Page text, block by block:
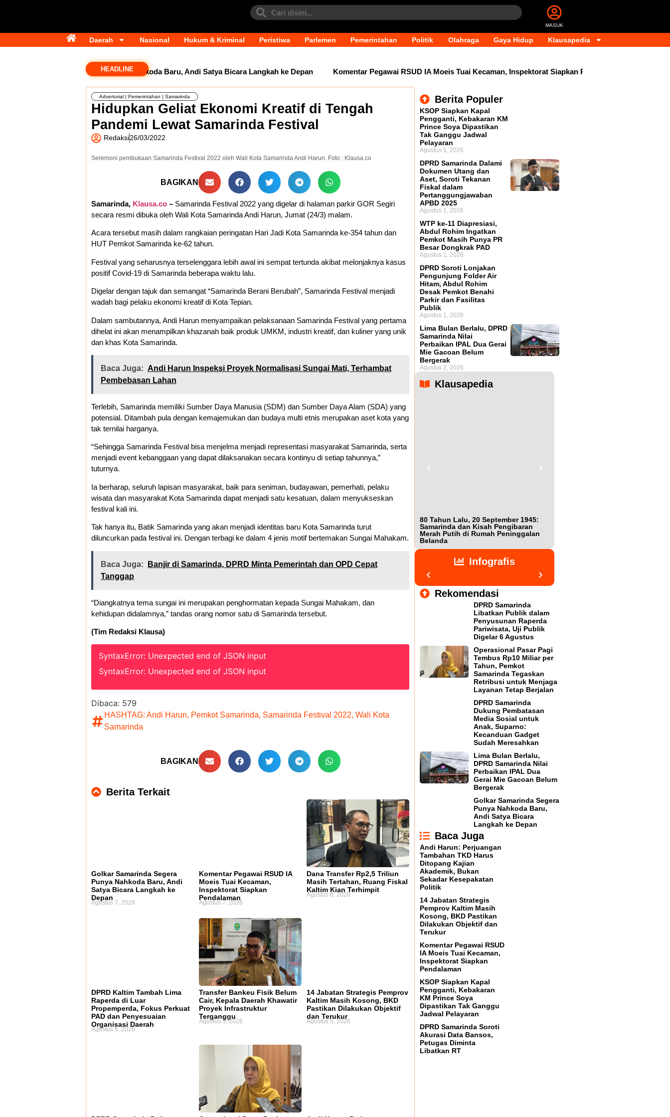
MASUK
Daerah Nasional Hukum & Kriminal Peristiwa Parlemen Pemerintahan Politik Olahraga Gaya Hidup Klausapedia
HEADLINE
Golkar Samarinda Segera Punya Nahkoda Baru, Andi Satya Bicara Langkah ke Depan Komentar Pegawai RSUD IA Moeis Tuai Kecaman, Inspektorat Siapkan Pendalaman
Advertorial | Pemerintahan | Samarinda
Hidupkan Geliat Ekonomi Kreatif di Tengah
Pandemi Lewat Samarinda Festival
Redaksi26/03/2022
Seremoni pembukaan Samarinda Festival 2022 oleh Wali Kota Samarinda Andi Harun. Foto : Klausa.co
BAGIKAN
Samarinda, Klausa.co – Samarinda Festival 2022 yang digelar di halaman parkir GOR Segiri
secara resmi dibuka oleh Wali Kota Samarinda Andi Harun, Jumat (24/3) malam.
Acara tersebut masih dalam rangkaian peringatan Hari Jadi Kota Samarinda ke-354 tahun dan
HUT Pemkot Samarinda ke-62 tahun.
Festival yang seharusnya terselenggara lebih awal ini sempat tertunda akibat melonjaknya kasus
positif Covid-19 di Samarinda beberapa waktu lalu.
Digelar dengan tajuk dan semangat “Samarinda Berani Berubah”, Samarinda Festival menjadi
wadah bagi pelaku ekonomi kreatif di Kota Tepian.
Dalam sambutannya, Andi Harun menyampaikan pelaksanaan Samarinda Festival yang pertama
dihelat ini akan menampilkan khazanah baik produk UMKM, industri kreatif, dan kuliner yang unik
dan khas Kota Samarinda.
Baca Juga: Andi Harun Inspeksi Proyek Normalisasi Sungai Mati, Terhambat
Pembebasan Lahan
Terlebih, Samarinda memiliki Sumber Daya Manusia (SDM) dan Sumber Daya Alam (SDA) yang
potensial. Ditambah pula dengan kemajemukan dan budaya multi etnis merupakan aset kota yang
tak ternilai harganya.
“Sehingga Samarinda Festival bisa menjelma menjadi representasi masyarakat Samarinda, serta
menjadi event kebanggaan yang dapat dilaksanakan secara kontinyu di setiap tahunnya,”
tuturnya.
Ia berharap, seluruh lapisan masyarakat, baik para seniman, budayawan, pemerhati, pelaku
wisata dan masyarakat Kota Samarinda dapat menjadi satu kesatuan, dalam menyukseskan
festival kali ini.
Tak hanya itu, Batik Samarinda yang akan menjadi identitas baru Kota Samarinda turut
diluncurkan pada festival ini. Dengan terbagi ke dalam 4 jenis motif bertemakan Sungai Mahakam.
Baca Juga:
Banjir di Samarinda, DPRD Minta Pemerintah dan OPD Cepat
Tanggap
“Diangkatnya tema sungai ini merupakan penghormatan kepada Sungai Mahakam, dan
kehidupan didalamnya,” tandas orang nomor satu di Samarinda tersebut.
(Tim Redaksi Klausa)
SyntaxError: Unexpected end of JSON input
SyntaxError: Unexpected end of JSON input
Dibaca: 579
HASHTAG: Andi Harun, Pemkot Samarinda, Samarinda Festival 2022, Wali Kota
Samarinda
BAGIKAN
Berita Terkait
Golkar Samarinda Segera
Punya Nahkoda Baru, Andi
Satya Bicara Langkah ke
Depan
Agustus 7, 2026
Komentar Pegawai RSUD IA
Moeis Tuai Kecaman,
Inspektorat Siapkan
Pendalaman
Agustus 7, 2026
Dana Transfer Rp2,5 Triliun
Masih Tertahan, Ruang Fiskal
Kaltim Kian Terhimpit
Agustus 6, 2026
DPRD Kaltim Tambah Lima
Raperda di Luar
Propemperda, Fokus Perkuat
PAD dan Penyesuaian
Organisasi Daerah
Agustus 6, 2026
Transfer Bankeu Fisik Belum
Cair, Kepala Daerah Khawatir
Proyek Infrastruktur
Terganggu
Agustus 5, 2026
14 Jabatan Strategis Pemprov
Kaltim Masih Kosong, BKD
Pastikan Dilakukan Objektif
dan Terukur
Agustus 5, 2026
Berita Populer
KSOP Siapkan Kapal
Pengganti, Kebakaran KM
Prince Soya Dipastikan
Tak Ganggu Jadwal
Pelayaran
Agustus 1, 2026
DPRD Samarinda Dalami
Dokumen Utang dan
Aset, Soroti Tekanan
Fiskal dalam
Pertanggungjawaban
APBD 2025
Agustus 1, 2026
WTP ke-11 Diapresiasi,
Abdul Rohim Ingatkan
Pemkot Masih Punya PR
Besar Dongkrak PAD
Agustus 1, 2026
DPRD Soroti Lonjakan
Pengunjung Folder Air
Hitam, Abdul Rohim
Desak Pemkot Benahi
Parkir dan Fasilitas
Publik
Agustus 1, 2026
Lima Bulan Berlalu, DPRD
Samarinda Nilai
Perbaikan IPAL Dua Gerai
Mie Gacoan Belum
Bergerak
Agustus 2, 2026
Klausapedia
80 Tahun Lalu, 20 September 1945:
Samarinda dan Kisah Pengibaran
Merah Putih di Rumah Peninggalan
Belanda
Infografis
Rekomendasi
DPRD Samarinda
Libatkan Publik dalam
Penyusunan Raperda
Pariwisata, Uji Publik
Digelar 6 Agustus
Operasional Pasar Pagi
Tembus Rp10 Miliar per
Tahun, Pemkot
Samarinda Tegaskan
Retribusi untuk Menjaga
Layanan Tetap Berjalan
DPRD Samarinda
Dukung Pembatasan
Media Sosial untuk
Anak, Suparno:
Kecanduan Gadget
Sudah Meresahkan
Lima Bulan Berlalu,
DPRD Samarinda Nilai
Perbaikan IPAL Dua
Gerai Mie Gacoan Belum
Bergerak
Golkar Samarinda Segera
Punya Nahkoda Baru,
Andi Satya Bicara
Langkah ke Depan
Baca Juga
Andi Harun: Perjuangan
Tambahan TKD Harus
Ditopang Kajian
Akademik, Bukan
Sekadar Kesepakatan
Politik
14 Jabatan Strategis
Pemprov Kaltim Masih
Kosong, BKD Pastikan
Dilakukan Objektif dan
Terukur
Komentar Pegawai RSUD
IA Moeis Tuai Kecaman,
Inspektorat Siapkan
Pendalaman
KSOP Siapkan Kapal
Pengganti, Kebakaran
KM Prince Soya
Dipastikan Tak Ganggu
Jadwal Pelayaran
DPRD Samarinda Soroti
Akurasi Data Bansos,
Petugas Diminta
Libatkan RT